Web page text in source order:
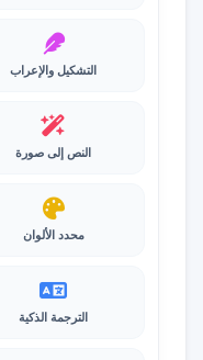
التشكيل والإعراب
النص إلى صورة
محدد الألوان
الترجمة الذكية